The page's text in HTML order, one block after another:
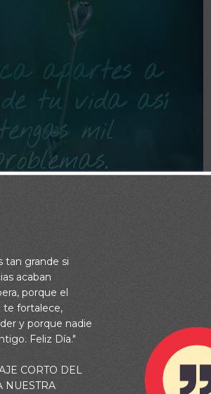
Buenos Días
tan grande si
acaban
porque el
te fortalece,
y porque nadie
Feliz Día."
CORTO DEL
NUESTRA